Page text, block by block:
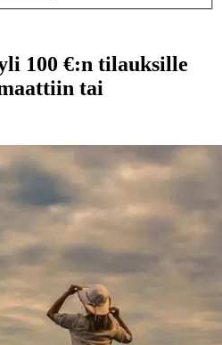
100 €:n tilauksille
tai
toimitettavia tuotteita.